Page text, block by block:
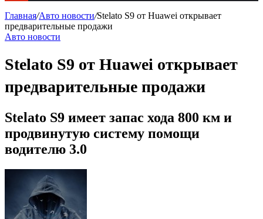
Главная/Авто новости/Stelato S9 от Huawei открывает
предварительные продажи
Авто новости
Stelato S9 от Huawei открывает
предварительные продажи
Stelato S9 имеет запас хода 800 км и
продвинутую систему помощи
водителю 3.0